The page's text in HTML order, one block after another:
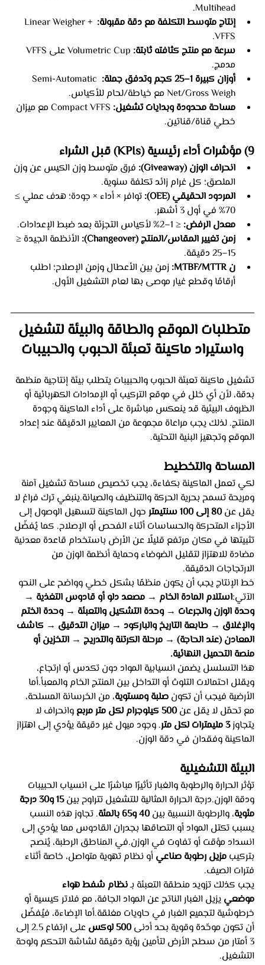
Multihead.
إنتاج متوسط التكلفة مع دقة مقبولة: Linear Weigher +
VFFS.
سرعة مع منتج كثافته ثابتة:
Volumetric Cup على VFFS
مدمج.
أوزان كبيرة 1–25 كجم وتدفق جملة:
Semi-Automatic
Net/Gross Weigh مع خياطة/لحام للأكياس.
مساحة محدودة وبدايات تشغيل:
Compact VFFS مع ميزان
خطي قناة/قناتين.
9) مؤشرات أداء رئيسية (KPIs) قبل الشراء
انحراف الوزن (Giveaway):
فرق متوسط وزن الكيس عن وزن
الملصق؛ كل غرام زائد تكلفة سنوية.
المردود الحقيقي (OEE):
توافر × أداء × جودة؛ هدف عملي ≥
70% في أول 3 أشهر.
معدل الرفض: ≤ 1–2% لأكياس التجزئة بعد ضبط الإعدادات.
زمن تغيير المقاس/المنتج (Changeover):
الأنظمة الجيدة ≤
15–25 دقيقة.
ن MTBF/MTTR:
زمن بين الأعطال وزمن الإصلاح؛ اطلب
أرقامًا وقطع غيار موصى بها لعام التشغيل الأول.
متطلبات الموقع والطاقة والبيئة لتشغيل
واستيراد ماكينة تعبئة الحبوب والحبيبات
تشغيل ماكينة تعبئة الحبوب والحبيبات يتطلب بيئة إنتاجية منظمة
بدقة، لأن أي خلل في موقع التركيب أو الإمدادات الكهربائية أو
الظروف البيئية قد ينعكس مباشرة على أداء الماكينة وجودة
المنتج. لذلك يجب مراعاة مجموعة من المعايير الدقيقة عند إعداد
الموقع وتجهيز البنية التحتية.
المساحة والتخطيط
لكي تعمل الماكينة بكفاءة، يجب تخصيص مساحة تشغيل آمنة
ومريحة تسمح بحرية الحركة والتنظيف والصيانة.ينبغي ترك فراغ لا
يقل عن 80 إلى 100 سنتيمتر
حول الماكينة لتسهيل الوصول إلى
الأجزاء المتحركة والحساسات أثناء الفحص أو الإصلاح. كما يُفضّل
تثبيتها في مكان مرتفع قليلًا عن الأرض باستخدام قاعدة معدنية
مضادة للاهتزاز لتقليل الضوضاء وحماية أنظمة الوزن من
الارتجاجات الدقيقة.
خط الإنتاج يجب أن يكون منظمًا بشكل خطي وواضح على النحو
الآتي:استلام المادة الخام → مصعد دلو أو قادوس التغذية →
وحدة الوزن والجرعات → وحدة التشكيل والتعبئة → وحدة الختم
والإغلاق → طابعة التاريخ والباركود → ميزان التدقيق → كاشف
المعادن (عند الحاجة) → مرحلة الكرتنة والتدريج → التخزين أو
منصة التحميل النهائية.
هذا التسلسل يضمن انسيابية المواد دون تكدس أو ارتجاع،
ويقلل احتمالات التلوث أو التداخل بين المنتج الخام والمعبأ.أما
الأرضية فيجب أن تكون صلبة ومستوية، من الخرسانة المسلحة،
مع تحمّل لا يقل عن 500 كيلوجرام لكل متر مربع
وانحراف لا
يتجاوز 3 مليمترات لكل متر
. وجود ميول غير دقيقة يؤدي إلى اهتزاز
الماكينة وفقدان في دقة الوزن.
البيئة التشغيلية
تؤثر الحرارة والرطوبة والغبار تأثيرًا مباشرًا على انسياب الحبيبات
ودقة الوزن.درجة الحرارة المثالية للتشغيل تتراوح بين
15 و30 درجة
مئوية، والرطوبة النسبية بين 40 و65 بالمئة
. تجاوز هذه النسب
يسبب تكتل المواد أو التصاقها بجدران القادوس مما يؤدي إلى
انسداد مؤقت أو تفاوت في الوزن.في المناطق الرطبة، يُنصح
بتركيب مزيل رطوبة صناعي أو نظام تهوية متواصل، خاصة أثناء
فترات الصيف.
يجب كذلك تزويد منطقة التعبئة بـ نظام شفط هواء
موضعي يزيل الغبار الناتج عن المواد الجافة، مع فلاتر كيسية أو
خرطوشية لتجميع الغبار في حاويات مغلقة.أما الإضاءة، فيُفضّل
أن تكون موحّدة وقوية بحد أدنى 500 لوكس
على ارتفاع 2.5 إلى
3 أمتار من سطح الأرض لتأمين رؤية دقيقة لشاشة التحكم ولوحة
التشغيل.